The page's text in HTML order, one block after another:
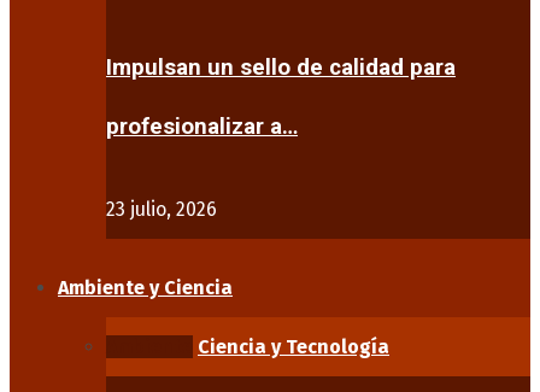
Impulsan un sello de calidad para
profesionalizar a…
23 julio, 2026
Ambiente y Ciencia
Ciencia y Tecnología